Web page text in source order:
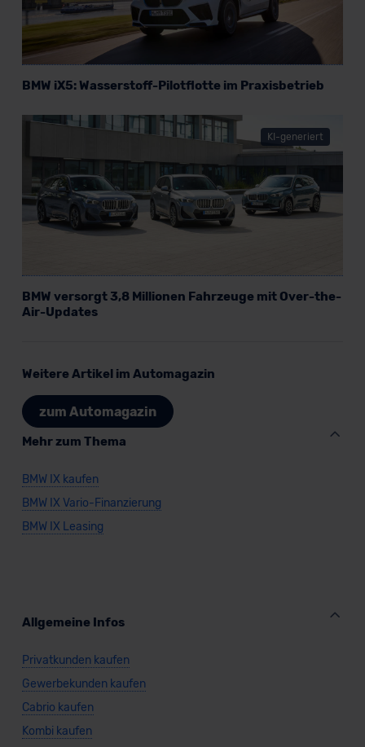
BMW iX5: Wasserstoff-Pilotflotte im Praxisbetrieb
KI-generiert
BMW versorgt 3,8 Millionen Fahrzeuge mit Over-the-
Air-Updates
Weitere Artikel im Automagazin
zum Automagazin
Mehr zum Thema
BMW IX kaufen
BMW IX Vario-Finanzierung
BMW IX Leasing
Allgemeine Infos
Privatkunden kaufen
Gewerbekunden kaufen
Cabrio kaufen
Kombi kaufen